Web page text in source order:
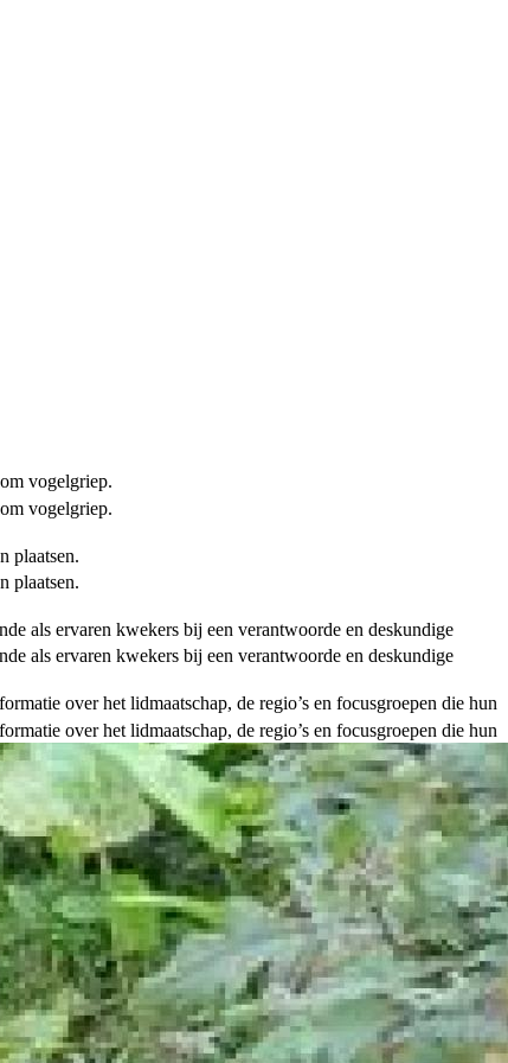
vogelgriep.
vogelgriep.
plaatsen.
plaatsen.
als ervaren kwekers bij een verantwoorde en deskundige
als ervaren kwekers bij een verantwoorde en deskundige
over het lidmaatschap, de regio’s en focusgroepen die hun
over het lidmaatschap, de regio’s en focusgroepen die hun